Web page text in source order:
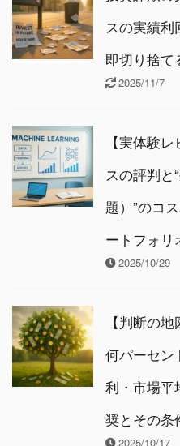
スの実績利
即切り捨て
2025/11/7
【実体験
スの評判と
題）”のコ
ートフォリ
2025/10/29
【判断の
何パーセ
利・市場平
奨とその条
2025/10/17